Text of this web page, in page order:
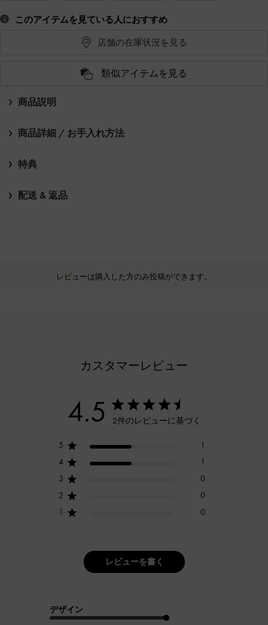
このアイテムを見ている人におすすめ
店舗の在庫状況を見る
類似アイテムを見る
商品説明
商品詳細 / お手入れ方法
特典
配送 & 返品
レビューは購入した方のみ投稿ができます。
カスタマーレビュー
4.5 2件のレビューに基づく
5
1
4
1
3
0
2
0
1
0
レビューを書く
デザイン